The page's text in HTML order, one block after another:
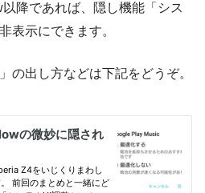
降であれば、隠し機能「シス
表示にできます。
の出し方などは下記をどうぞ。